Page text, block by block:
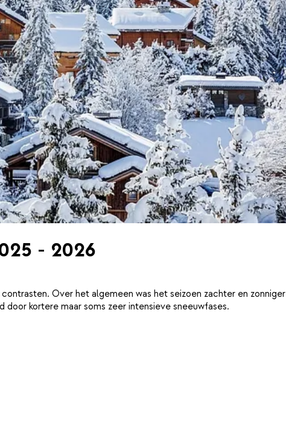
- 2026
Over het algemeen was het seizoen zachter en zonniger
kortere maar soms zeer intensieve sneeuwfases.